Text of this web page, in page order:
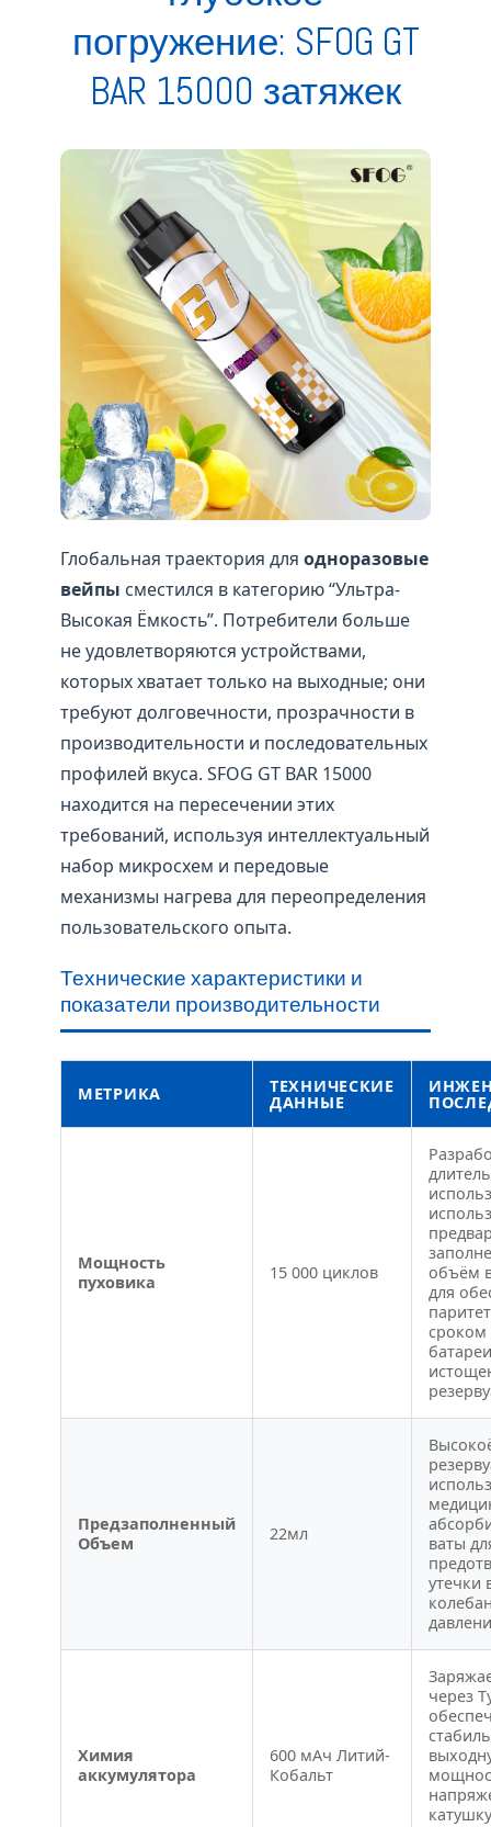
погружение: SFOG GT
BAR 15000 затяжек
Глобальная траектория для одноразовые
вейпы сместился в категорию “Ультра-
Высокая Ёмкость”. Потребители больше
не удовлетворяются устройствами,
которых хватает только на выходные; они
требуют долговечности, прозрачности в
производительности и последовательных
профилей вкуса. SFOG GT BAR 15000
находится на пересечении этих
требований, используя интеллектуальный
набор микросхем и передовые
механизмы нагрева для переопределения
пользовательского опыта.
Технические характеристики и
показатели производительности
МЕТРИКА ТЕХНИЧЕСКИЕ
ДАННЫЕ
Мощность
пуховика
15 000 циклов
объём
для
сроком
Предзаполненный
Объем
22мл
ваты
утечки
Химия
аккумулятора
600 мАч Литий-
Кобальт
через